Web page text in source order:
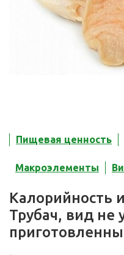
Пищевая ценность
Макроэлементы
Калорийность
Трубач, вид не